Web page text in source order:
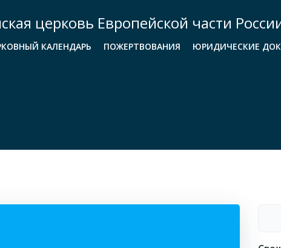
церковь Европейской части
КАЛЕНДАРЬ ПОЖЕРТВОВАНИЯ ЮРИДИЧЕСКИЕ